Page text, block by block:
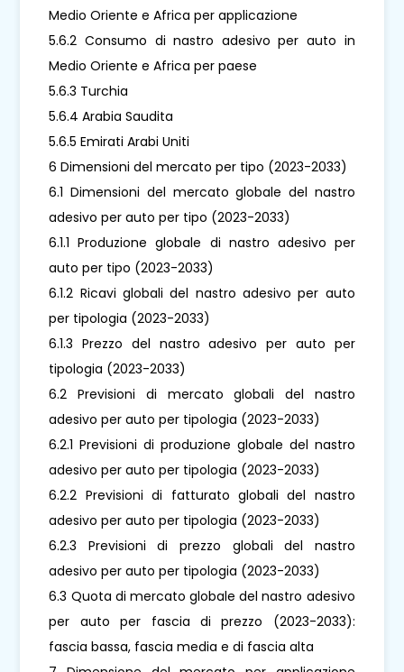
Medio Oriente e Africa per applicazione
5.6.2 Consumo di nastro adesivo per auto in
Medio Oriente e Africa per paese
5.6.3 Turchia
5.6.4 Arabia Saudita
5.6.5 Emirati Arabi Uniti
6 Dimensioni del mercato per tipo (2023-2033)
6.1 Dimensioni del mercato globale del nastro
adesivo per auto per tipo (2023-2033)
6.1.1 Produzione globale di nastro adesivo per
auto per tipo (2023-2033)
6.1.2 Ricavi globali del nastro adesivo per auto
per tipologia (2023-2033)
6.1.3 Prezzo del nastro adesivo per auto per
tipologia (2023-2033)
6.2 Previsioni di mercato globali del nastro
adesivo per auto per tipologia (2023-2033)
6.2.1 Previsioni di produzione globale del nastro
adesivo per auto per tipologia (2023-2033)
6.2.2 Previsioni di fatturato globali del nastro
adesivo per auto per tipologia (2023-2033)
6.2.3 Previsioni di prezzo globali del nastro
adesivo per auto per tipologia (2023-2033)
6.3 Quota di mercato globale del nastro adesivo
per auto per fascia di prezzo (2023-2033):
fascia bassa, fascia media e di fascia alta